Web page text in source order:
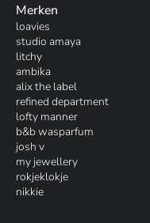
Merken
loavies
studio amaya
litchy
ambika
alix the label
refined department
lofty manner
b&b wasparfum
josh v
my jewellery
rokjeklokje
nikkie